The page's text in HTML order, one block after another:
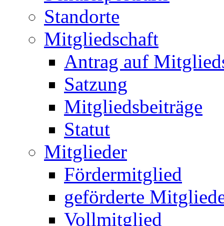
Standorte
Mitgliedschaft
Antrag auf
Satzung
Mitgliedsbeiträge
Statut
Mitglieder
Fördermitglied
geförderte
Vollmitglied